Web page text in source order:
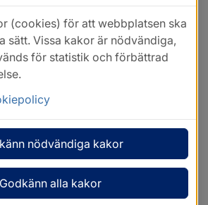
(cookies) för att webbplatsen ska
sätt. Vissa kakor är nödvändiga,
för statistik och förbättrad
nödvändiga kakor
Godkänn alla kakor